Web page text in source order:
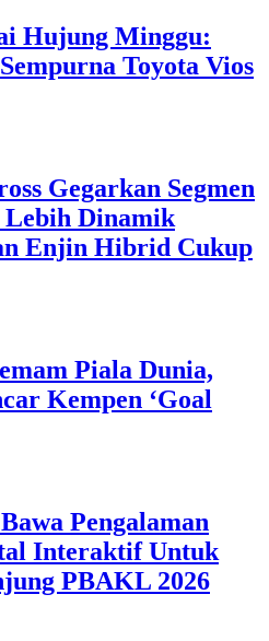
Hujung Minggu:
Toyota Vios
Gegarkan Segmen
Lebih Dinamik
Enjin Hibrid Cukup
Piala Dunia,
Kempen ‘Goal
Pengalaman
Interaktif Untuk
PBAKL 2026